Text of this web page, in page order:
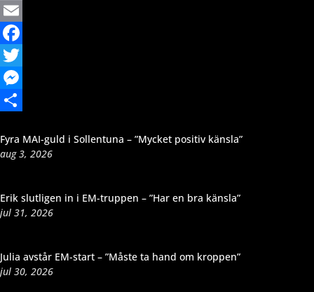
Email
Facebook
Twitter
Messenger
Fyra MAI-guld i Sollentuna – ”Mycket positiv känsla”
aug 3, 2026
Erik slutligen in i EM-truppen – ”Har en bra känsla”
jul 31, 2026
Julia avstår EM-start – ”Måste ta hand om kroppen”
jul 30, 2026